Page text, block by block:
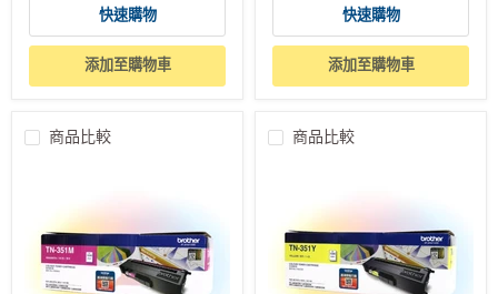
快速購物
添加至購物車
快速購物
添加至購物車
商品比較 商品比較